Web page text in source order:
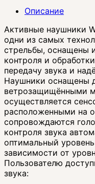
Описание
Активные наушники
одни из самых
стрельбы, оснащены
контроля и
передачу звука и
Наушники оснащены
ветрозащищёнными
осуществляется
расположенными на
сопровождаются
контроля звука
оптимальный
зависимости от
Пользователю
звука: